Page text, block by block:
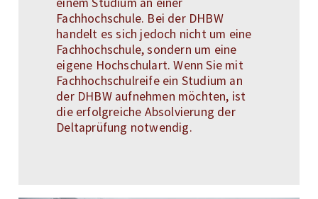
Fachhochschule. Bei der DHBW
handelt es sich jedoch nicht um eine
Fachhochschule, sondern um eine
eigene Hochschulart. Wenn Sie mit
Fachhochschulreife ein Studium an
der DHBW aufnehmen möchten, ist
die erfolgreiche Absolvierung der
Deltaprüfung notwendig.